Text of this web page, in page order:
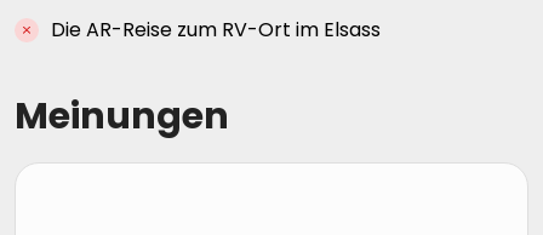
Die AR-Reise zum RV-Ort im Elsass
Meinungen